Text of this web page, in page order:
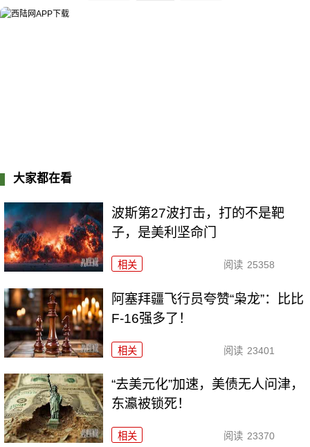
大家都在看
波斯第27波打击，打的不是靶
子，是美利坚命门
相关 阅读 25358
阿塞拜疆飞行员夸赞“枭龙”：比比
F-16强多了！
相关 阅读 23401
“去美元化”加速，美债无人问津，
东瀛被锁死！
相关 阅读 23370